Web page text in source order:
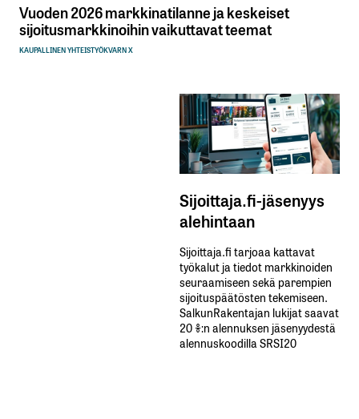
Vuoden 2026 markkinatilanne ja keskeiset
sijoitusmarkkinoihin vaikuttavat teemat
KAUPALLINEN YHTEISTYÖKVARN X
Sijoittaja.fi-jäsenyys
alehintaan
Sijoittaja.fi tarjoaa kattavat
työkalut ja tiedot markkinoiden
seuraamiseen sekä parempien
sijoituspäätösten tekemiseen.
SalkunRakentajan lukijat saavat
20 %:n alennuksen jäsenyydestä
alennuskoodilla SRSI20